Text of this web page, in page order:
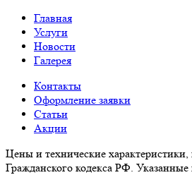
Главная
Услуги
Новости
Галерея
Контакты
Оформление заявки
Статьи
Акции
Цены и технические
Гражданского кодекса РФ.